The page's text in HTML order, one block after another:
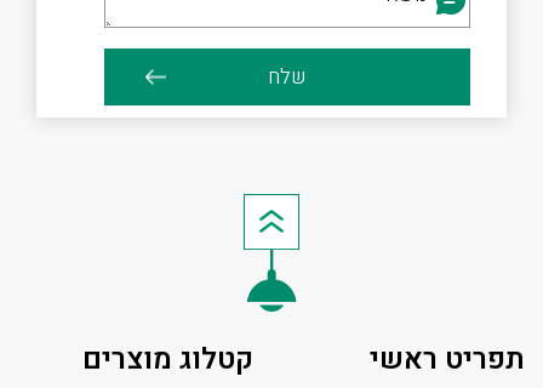
תפריט ראשי קטלוג מוצרים